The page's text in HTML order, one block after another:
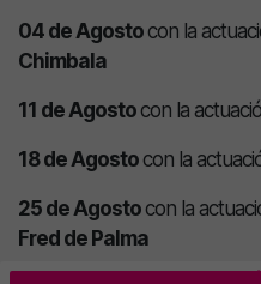
04 de Agosto con la
Chimbala
11 de Agosto con la
18 de Agosto con la
25 de Agosto con la
Fred de Palma